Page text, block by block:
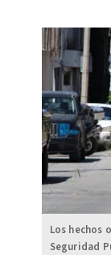
Los hechos
Seguridad